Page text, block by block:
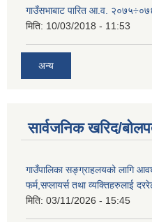
गाउँसभाबाट पारित आ.व.
मिति: 10/03/2018 - 11:53
अन्य
सार्वजनिक खरिद/
गाउँपालिका सङ्ग्राहलयको लागि
फर्म,सप्लायर्स तथा व्यक्तिहरुलाई
मिति: 03/11/2026 - 15:45